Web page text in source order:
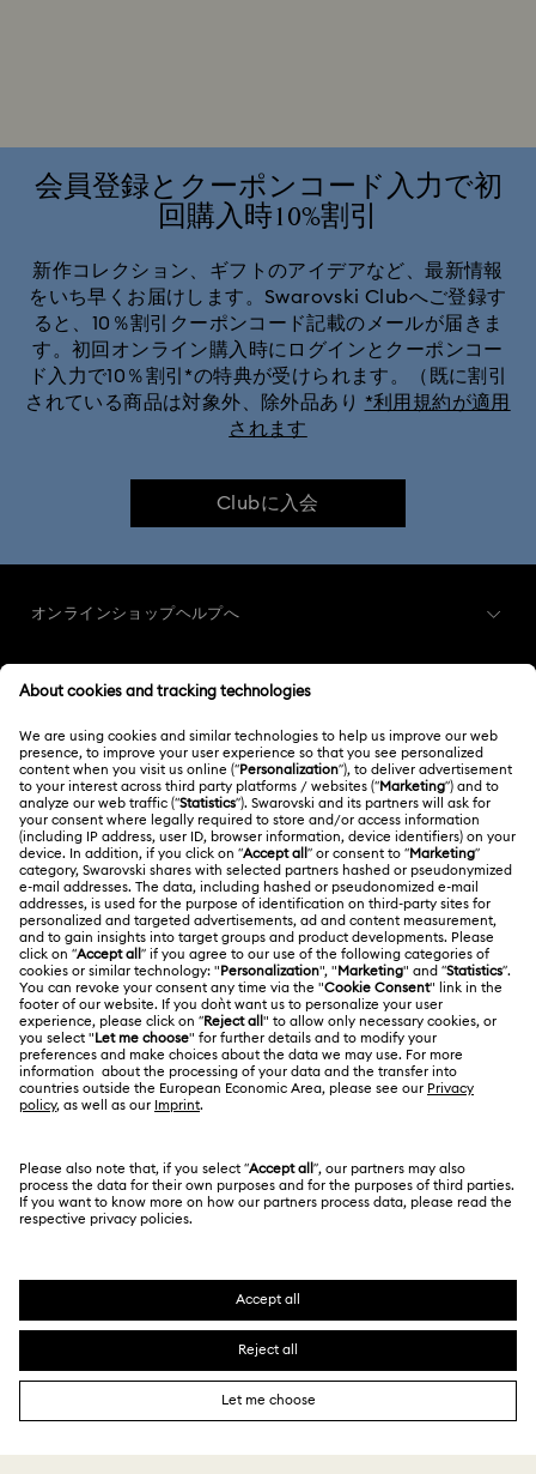
会員登録とクーポンコード入力で初
回購入時10%割引
新作コレクション、ギフトのアイデアなど、最新情報
をいち早くお届けします。Swarovski Clubへご登録す
ると、10％割引クーポンコード記載のメールが届きま
す。初回オンライン購入時にログインとクーポンコー
ド入力で10％割引*の特典が受けられます。（既に割引
されている商品は対象外、除外品あり *利用規約が適用
されます
Clubに入会
オンラインショップヘルプへ
ご注文状況
ギフトカード残高
配送
返品と交換
修理状況
お問い合わせ
サイズについて
来店予約
新規登録
Swarovski Club
Swarovski Crystal Society (SCS)
スワロフスキーについて
Swarovskiについて
採用情報
Alumni Community
プロフェッショナル向け
サイトマップ
Swarovski Created Diamonds ラボラトリー・グロウン・ダイヤ
モンド
Code of Conduct & Policies
サイトについて
利用条件
利用規約
プライバシーポリシー
インプリント
データ保護同意書
日本
日本語
English
SWAROVSKIおよびSWANロゴは、Swarovski AGの登
録商標および商標です。